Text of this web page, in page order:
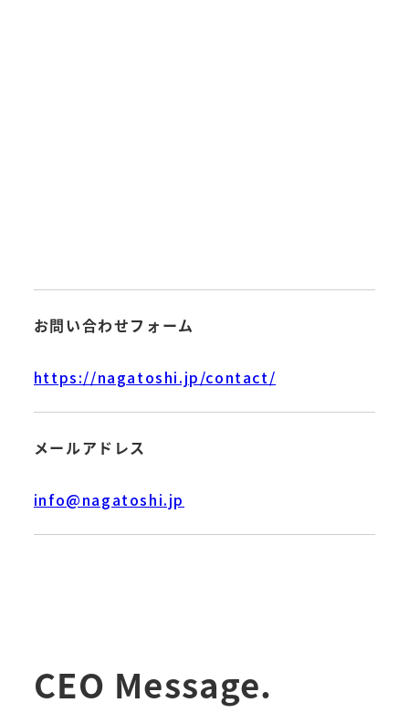
お問い合わせフォーム
https://nagatoshi.jp/contact/
メールアドレス
info@nagatoshi.jp
CEO Message.